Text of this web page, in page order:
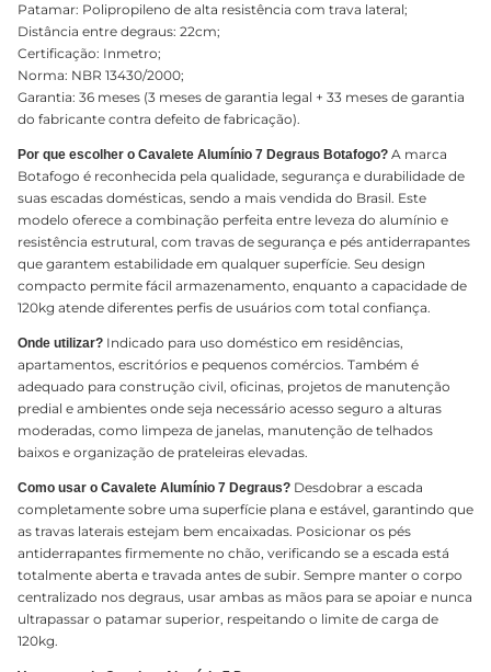
Patamar: Polipropileno de alta resistência com trava lateral;
Distância entre degraus: 22cm;
Certificação: Inmetro;
Norma: NBR 13430/2000;
Garantia: 36 meses (3 meses de garantia legal + 33 meses de garantia
do fabricante contra defeito de fabricação).
Por que escolher o Cavalete Alumínio 7 Degraus Botafogo? A marca
Botafogo é reconhecida pela qualidade, segurança e durabilidade de
suas escadas domésticas, sendo a mais vendida do Brasil. Este
modelo oferece a combinação perfeita entre leveza do alumínio e
resistência estrutural, com travas de segurança e pés antiderrapantes
que garantem estabilidade em qualquer superfície. Seu design
compacto permite fácil armazenamento, enquanto a capacidade de
120kg atende diferentes perfis de usuários com total confiança.
Onde utilizar? Indicado para uso doméstico em residências,
apartamentos, escritórios e pequenos comércios. Também é
adequado para construção civil, oficinas, projetos de manutenção
predial e ambientes onde seja necessário acesso seguro a alturas
moderadas, como limpeza de janelas, manutenção de telhados
baixos e organização de prateleiras elevadas.
Como usar o Cavalete Alumínio 7 Degraus? Desdobrar a escada
completamente sobre uma superfície plana e estável, garantindo que
as travas laterais estejam bem encaixadas. Posicionar os pés
antiderrapantes firmemente no chão, verificando se a escada está
totalmente aberta e travada antes de subir. Sempre manter o corpo
centralizado nos degraus, usar ambas as mãos para se apoiar e nunca
ultrapassar o patamar superior, respeitando o limite de carga de
120kg.